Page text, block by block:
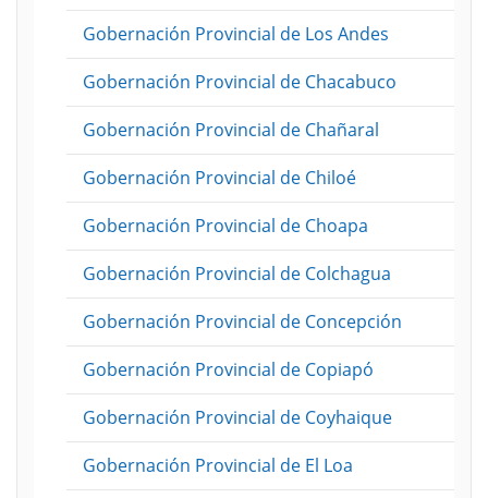
Gobernación Provincial de Los Andes
Gobernación Provincial de Chacabuco
Gobernación Provincial de Chañaral
Gobernación Provincial de Chiloé
Gobernación Provincial de Choapa
Gobernación Provincial de Colchagua
Gobernación Provincial de Concepción
Gobernación Provincial de Copiapó
Gobernación Provincial de Coyhaique
Gobernación Provincial de El Loa